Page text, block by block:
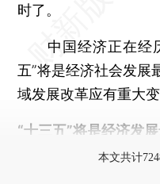
时了。
中国经济正在经历
五”将是经济社会发展
域发展改革应有重大变
“十三五”将是经济发
本文共计